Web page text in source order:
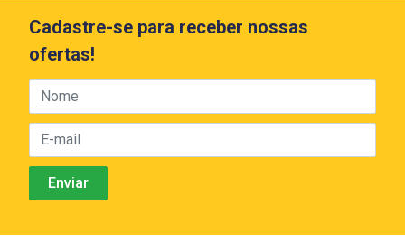
Cadastre-se para receber nossas
ofertas!